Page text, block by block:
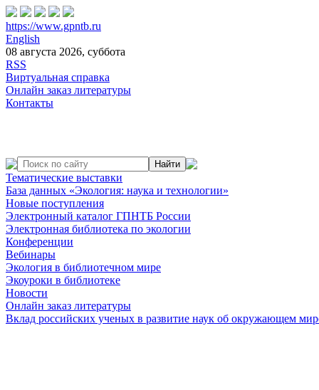
https://www.gpntb.ru
English
08 августа 2026, суббота
RSS
Виртуальная справка
Онлайн заказ литературы
Контакты
Тематические выставки
База данных «Экология: наука и технологии»
Новые поступления
Электронный каталог ГПНТБ России
Электронная библиотека по экологии
Конференции
Вебинары
Экология в библиотечном мире
Экоуроки в библиотеке
Новости
Онлайн заказ литературы
Вклад российских ученых в развитие наук об окружающем